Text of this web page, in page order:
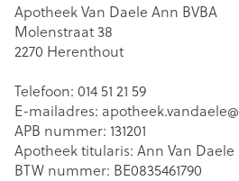
Apotheek Van Daele Ann BVBA
Molenstraat 38
2270 Herenthout
Telefoon: 014 51 21 59
E-mailadres: apotheek.vandaele@
APB nummer: 131201
Apotheek titularis: Ann Van Daele
BTW nummer: BE0835461790